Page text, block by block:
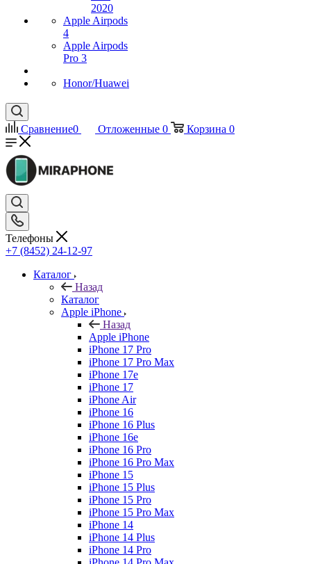
2020
Apple Airpods
4
Apple Airpods
Pro 3
Honor/Huawei
Сравнение0 Отложенные 0 Корзина 0
Телефоны
+7 (8452) 24-12-97
Каталог
Назад
Каталог
Apple iPhone
Назад
Apple iPhone
iPhone 17 Pro
iPhone 17 Pro Max
iPhone 17e
iPhone 17
iPhone Air
iPhone 16
iPhone 16 Plus
iPhone 16e
iPhone 16 Pro
iPhone 16 Pro Max
iPhone 15
iPhone 15 Plus
iPhone 15 Pro
iPhone 15 Pro Max
iPhone 14
iPhone 14 Plus
iPhone 14 Pro